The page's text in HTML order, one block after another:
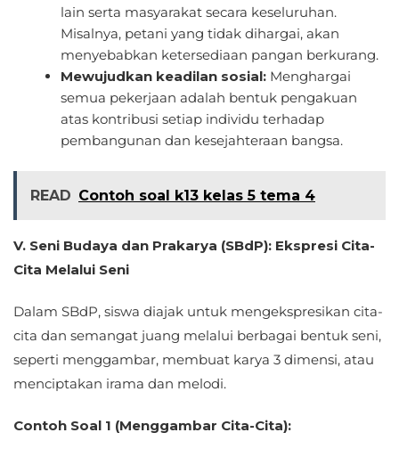
lain serta masyarakat secara keseluruhan.
Misalnya, petani yang tidak dihargai, akan
menyebabkan ketersediaan pangan berkurang.
Mewujudkan keadilan sosial: Menghargai
semua pekerjaan adalah bentuk pengakuan
atas kontribusi setiap individu terhadap
pembangunan dan kesejahteraan bangsa.
READ Contoh soal k13 kelas 5 tema 4
V. Seni Budaya dan Prakarya (SBdP): Ekspresi Cita-
Cita Melalui Seni
Dalam SBdP, siswa diajak untuk mengekspresikan cita-
cita dan semangat juang melalui berbagai bentuk seni,
seperti menggambar, membuat karya 3 dimensi, atau
menciptakan irama dan melodi.
Contoh Soal 1 (Menggambar Cita-Cita):